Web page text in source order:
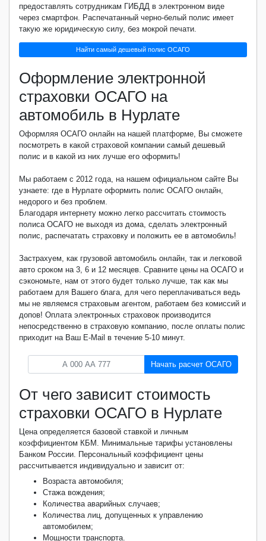
предоставлять сотрудникам ГИБДД в электронном виде
через смартфон. Распечатанный черно-белый полис имеет
такую же юридическую силу, без мокрой печати.
Найти самый дешевый полис ОСАГО
Оформление электронной
страховки ОСАГО на
автомобиль в Нурлате
Оформляя ОСАГО онлайн на нашей платформе, Вы сможете
посмотреть в какой страховой компании самый дешевый
полис и в какой из них лучше его оформить!
Мы работаем с 2012 года, на нашем официальном сайте Вы
узнаете: где в Нурлате оформить полис ОСАГО онлайн,
недорого и без проблем.
Благодаря интернету можно легко рассчитать стоимость
полиса ОСАГО не выходя из дома, сделать электронный
полис, распечатать страховку и положить ее в автомобиль!
Застрахуем, как грузовой автомобиль онлайн, так и легковой
авто сроком на 3, 6 и 12 месяцев. Сравните цены на ОСАГО и
сэкономьте, нам от этого будет только лучше, так как мы
работаем для Вашего блага, для чего переплачиваться ведь
мы не являемся страховым агентом, работаем без комиссий и
допов! Оплата электронных страховок производится
непосредственно в страховую компанию, после оплаты полис
приходит на Ваш E-Mail в течение 5-10 минут.
Начать расчет ОСАГО
От чего зависит стоимость
страховки ОСАГО в Нурлате
Цена определяется базовой ставкой и личным
коэффициентом КБМ. Минимальные тарифы установлены
Банком России. Персональный коэффициент цены
рассчитывается индивидуально и зависит от:
Возраста автомобиля;
Стажа вождения;
Количества аварийных случаев;
Количества лиц, допущенных к управлению
автомобилем;
Мощности транспорта.